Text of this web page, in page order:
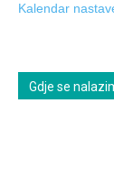
Kalendar
Gdje se